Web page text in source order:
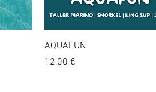
AQUAFUN
Precio
12,00 €